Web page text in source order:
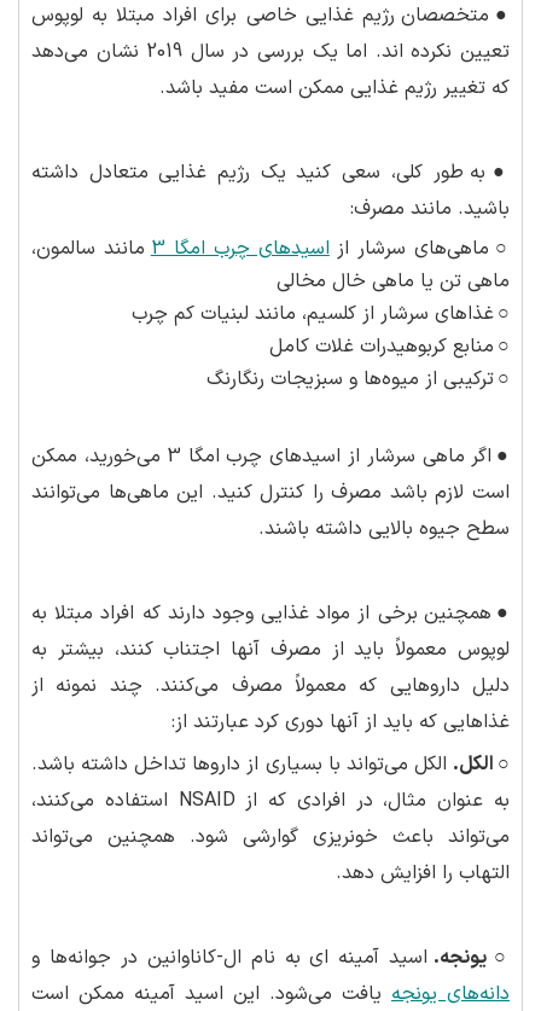
● متخصصان رژیم غذایی خاصی برای افراد مبتلا به لوپوس
تعیین نکرده اند. اما یک بررسی در سال 2019 نشان می‌دهد
که تغییر رژیم غذایی ممکن است مفید باشد.
● به طور کلی، سعی کنید یک رژیم غذایی متعادل داشته
باشید. مانند مصرف:
○ ماهی‌های سرشار ازاسیدهای چرب امگا 3 مانند سالمون،
ماهی تن یا ماهی خال مخالی
○غذاهای سرشار از کلسیم، مانند لبنیات کم چرب
○ منابع کربوهیدرات غلات کامل
○ترکیبی از میوه‌ها و سبزیجات رنگارنگ
●
اگر ماهی سرشار از اسیدهای چرب امگا 3 می‌خورید، ممکن
است لازم باشد مصرف را کنترل کنید. این ماهی‌ها می‌توانند
سطح جیوه بالایی داشته باشند.
● همچنین برخی از مواد غذایی وجود دارند که افراد مبتلا به
لوپوس معمولاً باید از مصرف آنها اجتناب کنند، بیشتر به
دلیل داروهایی که معمولاً مصرف می‌کنند. چند نمونه از
غذاهایی که باید از آنها دوری کرد عبارتند از:
○ الکل. الکل می‌تواند با بسیاری از داروها تداخل داشته باشد.
به عنوان مثال، در افرادی که از NSAID استفاده می‌کنند،
می‌تواند باعث خونریزی گوارشی شود. همچنین می‌تواند
التهاب را افزایش دهد.
○ یونجه. اسید آمینه ای به نام ال-کاناوانین در جوانه‌ها و
دانه‌های یونجه یافت می‌شود. این اسید آمینه ممکن است